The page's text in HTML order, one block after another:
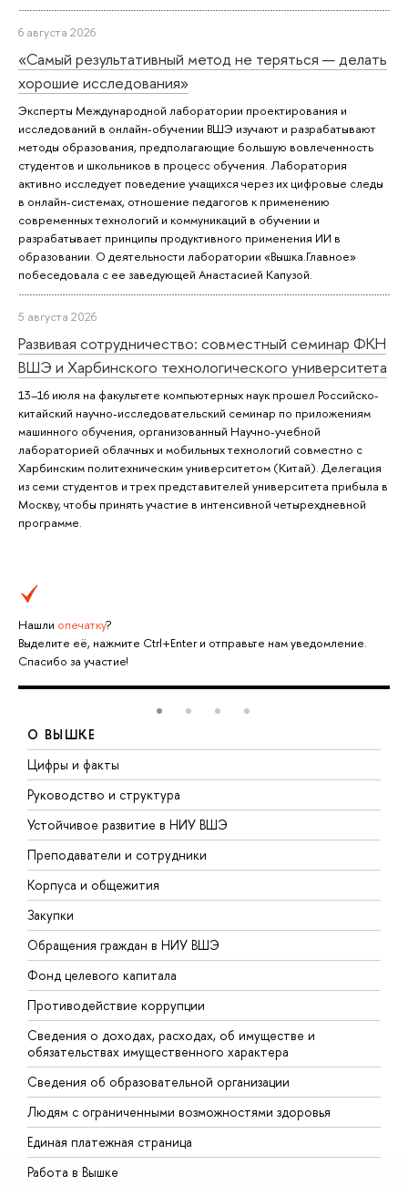
6 августа 2026
«Самый результативный метод не теряться — делать
хорошие исследования»
Эксперты Международной лаборатории проектирования и
исследований в онлайн-обучении ВШЭ изучают и разрабатывают
методы образования, предполагающие большую вовлеченность
студентов и школьников в процесс обучения. Лаборатория
активно исследует поведение учащихся через их цифровые следы
в онлайн-системах, отношение педагогов к применению
современных технологий и коммуникаций в обучении и
разрабатывает принципы продуктивного применения ИИ в
образовании. О деятельности лаборатории «Вышка.Главное»
побеседовала с ее заведующей Анастасией Капузой.
5 августа 2026
Развивая сотрудничество: совместный семинар ФКН
ВШЭ и Харбинского технологического университета
13–16 июля на факультете компьютерных наук прошел Российско-
китайский научно-исследовательский семинар по приложениям
машинного обучения, организованный Научно-учебной
лабораторией облачных и мобильных технологий совместно с
Харбинским политехническим университетом (Китай). Делегация
из семи студентов и трех представителей университета прибыла в
Москву, чтобы принять участие в интенсивной четырехдневной
программе.
Нашли опечатку?
Выделите её, нажмите Ctrl+Enter и отправьте нам уведомление.
Спасибо за участие!
О ВЫШКЕ
Цифры и факты
Руководство и структура
Устойчивое развитие в НИУ ВШЭ
Преподаватели и сотрудники
Корпуса и общежития
Закупки
Обращения граждан в НИУ ВШЭ
Фонд целевого капитала
Противодействие коррупции
Сведения о доходах, расходах, об имуществе и
обязательствах имущественного характера
Сведения об образовательной организации
Людям с ограниченными возможностями здоровья
Единая платежная страница
Работа в Вышке